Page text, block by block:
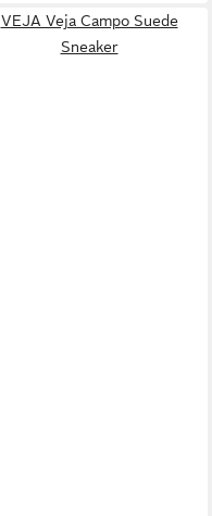
VEJA Veja Campo Suede
Sneaker